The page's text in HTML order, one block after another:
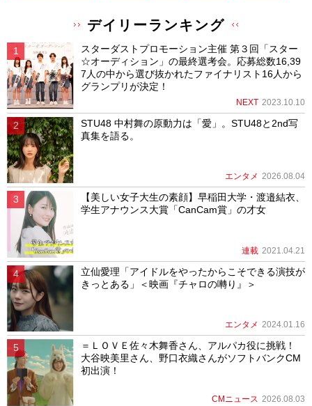
デイリーランキング
スターダストプロモーション主催 第３回「スター
☆オーディション」の最終選考会。応募総数16,39
7人の中から選び抜かれたファイナリスト16人から
グランプリが決定！
NEXT 2023.10.10
STU48 中村舞の原動力は「愛」。STU48と2nd写
真集を語る。
エンタメ 2026.08.04
【美しい女子大生の素顔】早稲田大学・渡邉結衣、
学生アナウンス大賞「CanCam賞」の才女
連載 2021.04.21
立仙愛理「アイドルをやったからこそできる演技が
きっとある」＜映画『チャロの囀り』＞
エンタメ 2024.01.16
＝ＬＯＶＥ佐々木舞香さん、アルパカ役に挑戦！
大谷映美里さん、野口衣織さんがソフトバンクCM
初出演！
CMニュース 2026.08.03